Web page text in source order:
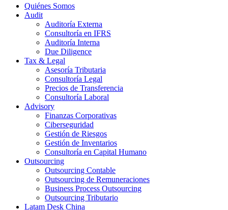
Quiénes Somos
Audit
Auditoría Externa
Consultoría en IFRS
Auditoría Interna
Due Diligence
Tax & Legal
Asesoría Tributaria
Consultoría Legal
Precios de Transferencia
Consultoría Laboral
Advisory
Finanzas Corporativas
Ciberseguridad
Gestión de Riesgos
Gestión de Inventarios
Consultoría en Capital Humano
Outsourcing
Outsourcing Contable
Outsourcing de Remuneraciones
Business Process Outsourcing
Outsourcing Tributario
Latam Desk China